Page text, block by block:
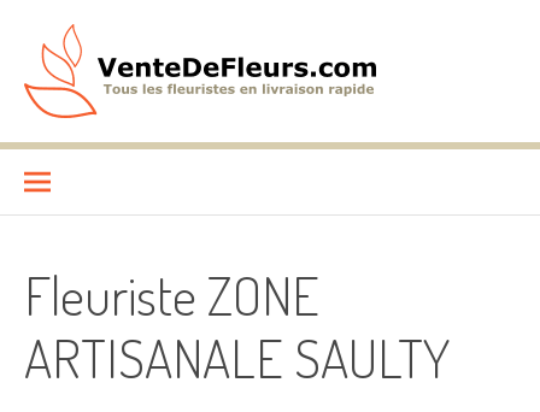
contenu
VenteDeFleurs.com
Fleuriste ZONE
ARTISANALE SAULTY